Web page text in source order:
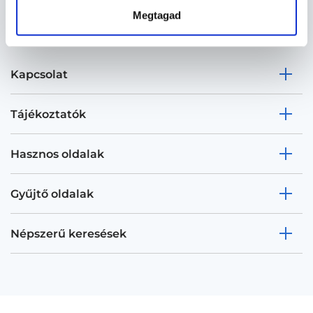
Megtagad
Kapcsolat
Tájékoztatók
Hasznos oldalak
Gyűjtő oldalak
Népszerű keresések